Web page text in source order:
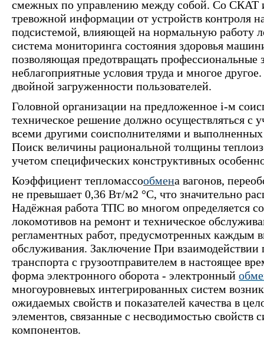
смежных по управлению между собой. Со СКАТ
тревожной информации от устройств контроля
подсистемой, влияющей на нормальную работу
система мониторинга состояния здоровья
позволяющая предотвращать профессиональные
неблагоприятные условия труда и многое
двойной загруженности пользователей.
Головной организации на предложенное i-м
техническое решение должно осуществляться
всеми другими соисполнителями и
Поиск величины рациональной толщины
учетом специфических конструктивных
Коэффициент тепломассообмена вагонов,
не превышает 0,36 Вт/м2 °С, что значительно
Надёжная работа ТПС во многом определяется
локомотивов на ремонт и техническое
регламентных работ, предусмотренных каждым
обслуживания. Заключение При взаимодействии
транспорта с грузоотправителем в настоящее
форма электронного оборота - электронный
многоуровневых интегрированных систем
ожидаемых свойств и показателей качества в
элементов, связанные с несводимостью свойств
компонентов.